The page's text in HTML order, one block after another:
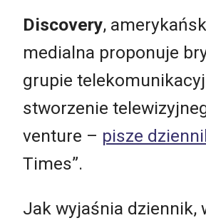
Discovery,
medialna proponuje
grupie
stworzenie
venture – pisze
Times”.
Jak wyjaśnia dziennik,